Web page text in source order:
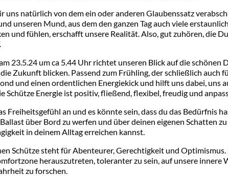
uns natürlich von dem ein oder anderen Glaubenssatz
unseren Mund, aus dem den ganzen Tag auch viele
und fühlen, erschafft unsere Realität. Also, gut zuhören, die
23.5.24 um ca 5.44 Uhr richtet unseren Blick auf die schönen
Zukunft blicken. Passend zum Frühling, der schließlich auch
und einen ordentlichen Energiekick und hilft uns dabei, uns
Schütze Energie ist positiv, fließend, flexibel, freudig und
Freiheitsgefühl an und es könnte sein, dass du das Bedürfnis
über Bord zu werfen und über deinen eigenen Schatten
in deinem Alltag erreichen kannst.
Schütze steht für Abenteurer, Gerechtigkeit und
herauszutreten, toleranter zu sein, auf unsere
zu forschen.